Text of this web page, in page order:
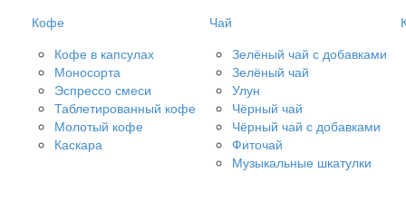
Кофе
Кофе в капсулах
Моносорта
Эспрессо смеси
Таблетированный кофе
Молотый кофе
Каскара
Чай
Зелёный чай с добавками
Зелёный чай
Улун
Чёрный чай
Чёрный чай с добавками
Фиточай
Музыкальные шкатулки